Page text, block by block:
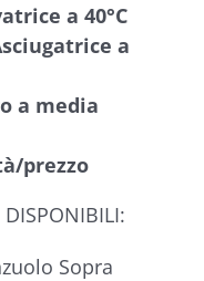
a 40°C
a
a media
prezzo
DISPONIBILI:
Sopra